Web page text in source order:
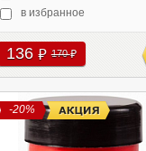
в избранное
136 руб 170руб
-20%